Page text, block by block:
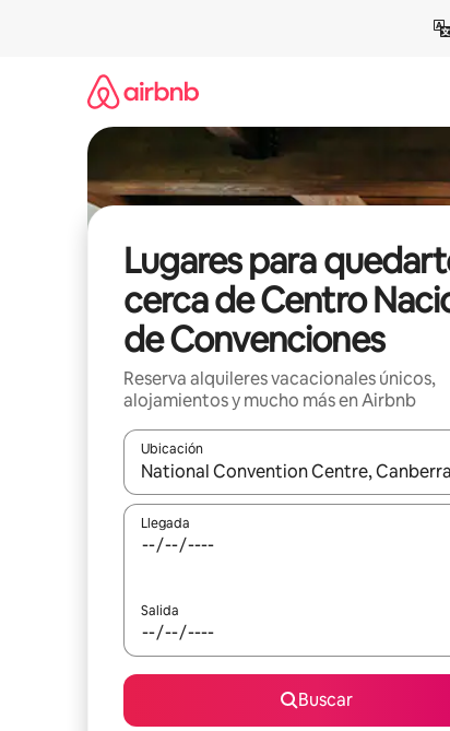
Lugares para
cerca de Centro
de Convenciones
Reserva alquileres vacacionales únicos,
alojamientos y mucho más en Airbnb
Ubicación
Cuando los resultados estén disponibles,
Llegada
Salida
Buscar